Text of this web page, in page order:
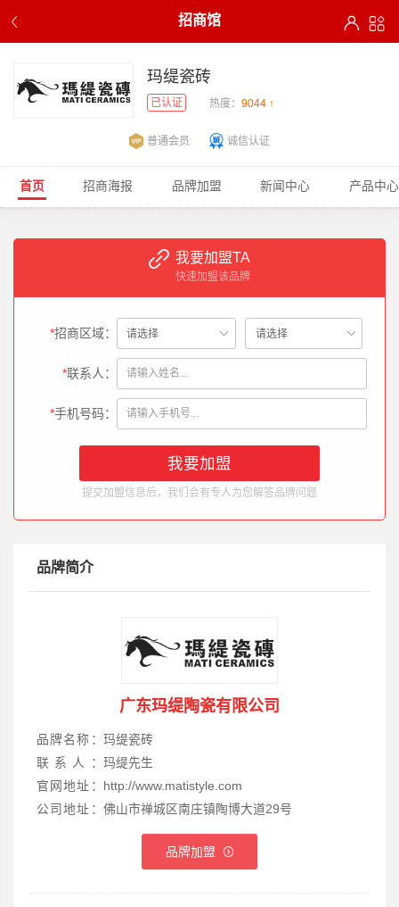
招商馆
玛缇瓷砖
已认证 热度： 9044 ↑
普通会员 诚信认证
首页 招商海报 品牌加盟 新闻中心 产品中心
我要加盟TA
快速加盟该品牌
*招商区域：
*联系人：
*手机号码：
提交加盟信息后，我们会有专人为您解答品牌问题
品牌简介
广东玛缇陶瓷有限公司
品牌名称： 玛缇瓷砖
联系人： 玛缇先生
官网地址： http://www.matistyle.com
公司地址： 佛山市禅城区南庄镇陶博大道29号
品牌加盟